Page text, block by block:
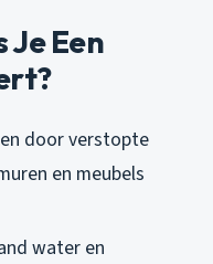
Je Een
door verstopte
en meubels
water en